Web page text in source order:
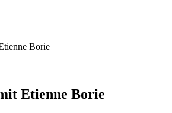
Borie
Etienne Borie